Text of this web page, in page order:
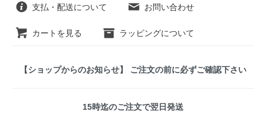
支払・配送について お問い合わせ
カートを見る ラッピングについて
【ショップからのお知らせ】 ご注文の前に必ずご確認下さい
15時迄のご注文で翌日発送